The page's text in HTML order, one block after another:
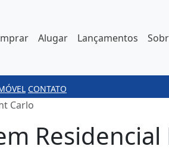
Alugar Lançamentos
CONTATO
Carlo